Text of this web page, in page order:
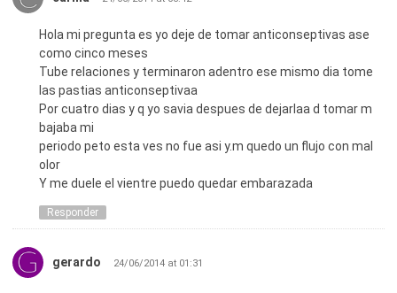
Hola mi pregunta es yo deje de tomar anticonseptivas ase
como cinco meses
Tube relaciones y terminaron adentro ese mismo dia tome
las pastias anticonseptivaa
Por cuatro dias y q yo savia despues de dejarlaa d tomar m
bajaba mi
periodo peto esta ves no fue asi y.m quedo un flujo con mal
olor
Y me duele el vientre puedo quedar embarazada
Responder
gerardo 24/06/2014 at 01:31